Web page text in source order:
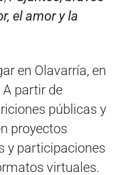
el amor y la
en Olavarría, en
partir de
públicas y
proyectos
y participaciones
virtuales.